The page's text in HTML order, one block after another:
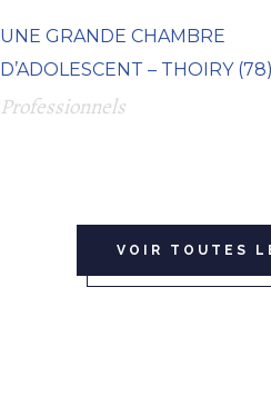
UNE GRANDE CHAMBRE
D’ADOLESCENT – THOIRY (78)
Professionnels
VOIR TOUTES